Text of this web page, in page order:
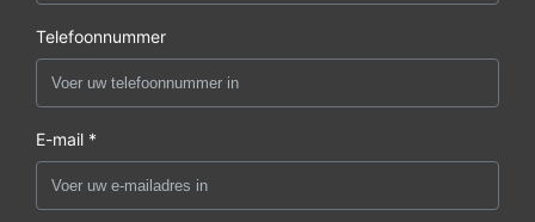
Telefoonnummer
E-mail *